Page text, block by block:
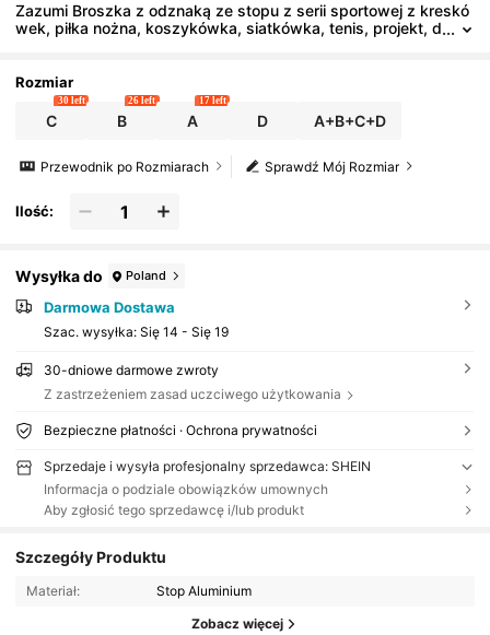
Zazumi Broszka z odznaką ze stopu z serii sportowej z kreskó
wek, piłka nożna, koszykówka, siatkówka, tenis, projekt, d
anie
Rozmiar
C
30 left
B
26 left
A
17 left
D A+B+C+D
Sprawdź Mój Rozmiar
Przewodnik po Rozmiarach
Ilość:
Wysyłka do Poland
Darmowa Dostawa
Szac. wysyłka: Się 14 - Się 19
30-dniowe darmowe zwroty
Z zastrzeżeniem zasad uczciwego użytkowania
Bezpieczne płatności · Ochrona prywatności
Sprzedaje i wysyła profesjonalny sprzedawca: SHEIN
Informacja o podziale obowiązków umownych
Aby zgłosić tego sprzedawcę i/lub produkt
Szczegóły Produktu
Materiał: Stop Aluminium
Zobacz więcej